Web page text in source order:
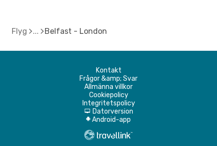
Flyg Belfast - London
Kontakt
Frågor &amp; Svar
Allmänna villkor
Cookiepolicy
Integritetspolicy
d Datorversion
A Android-app